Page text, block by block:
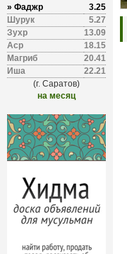
» Фаджр
3.25
Шурук
5.27
Зухр
13.09
Аср
18.15
Магриб
20.41
Иша
22.21
(г. Саратов)
на месяц